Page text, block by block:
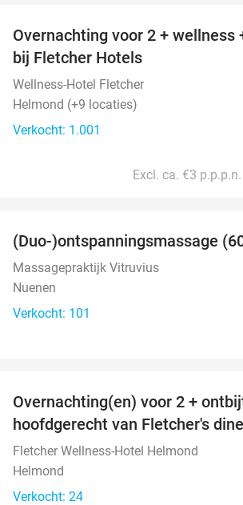
Overnachting voor 2 + wellness
bij Fletcher Hotels
Wellness-Hotel Fletcher
Helmond (+9 locaties)
Verkocht: 1.001
Excl. ca. €3
(Duo-)ontspanningsmassage
Massagepraktijk Vitruvius
Nuenen
Verkocht: 101
Overnachting(en) voor 2 +
hoofdgerecht van Fletcher's
Fletcher Wellness-Hotel Helmond
Helmond
Verkocht: 24